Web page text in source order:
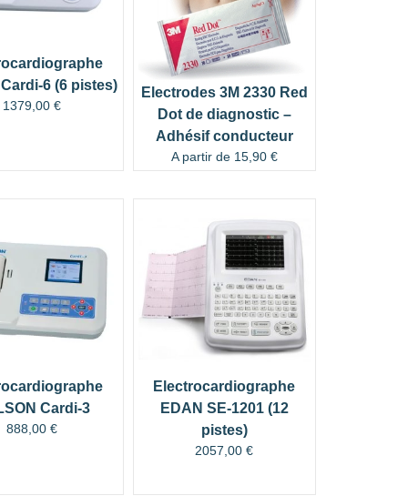
6 (6 pistes)
1379,00€
Electrodes 3M 2330 Red
Dot de diagnostic –
Adhésif conducteur
A partir de 15,90 €
Cardi-3
888,00€
Electrocardiographe
EDAN SE-1201 (12
pistes)
2057,00€